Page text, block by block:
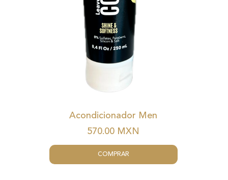
Acondicionador Men
570.00 MXN
COMPRAR